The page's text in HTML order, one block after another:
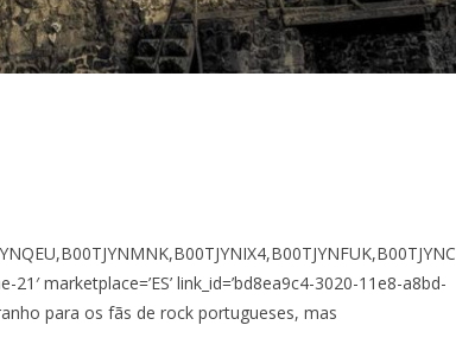
marketplace=’ES’ link_id=’bd8ea9c4-3020-11e8-a8bd-
para os fãs de rock portugueses, mas